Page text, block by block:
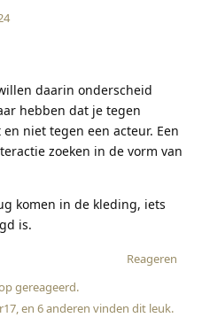
daarin onderscheid
hebben dat je tegen
niet tegen een acteur. Een
zoeken in de vorm van
komen in de kleding, iets
is.
Reageren
gereageerd.
, en 6anderen vinden dit leuk.